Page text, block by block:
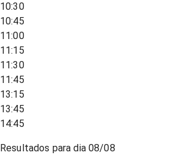
10:30
10:45
11:00
11:15
11:30
11:45
13:15
13:45
14:45
Resultados para dia08/08